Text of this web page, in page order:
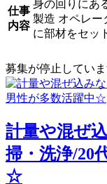
仕事
内容
身の回りにあ
製造 オペレー
に部材をセッ
募集が停止してい
計量や混ぜ
掃・洗浄/20
☆